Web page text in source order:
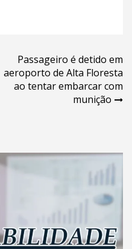
Passageiro é detido em
aeroporto de Alta Floresta
ao tentar embarcar com
munição